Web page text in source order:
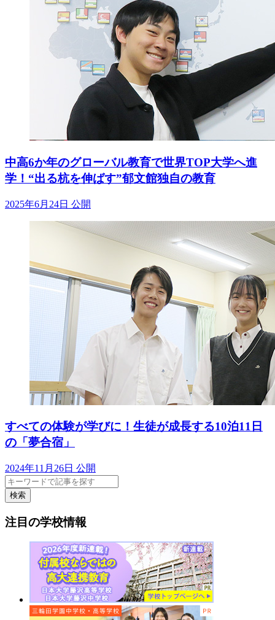
中高6か年のグローバル教育で世界TOP大学へ進
学！“出る杭を伸ばす”郁文館独自の教育
2025年6月24日 公開
すべての体験が学びに！生徒が成長する10泊11日
の「夢合宿」
2024年11月26日 公開
検索
注目の学校情報